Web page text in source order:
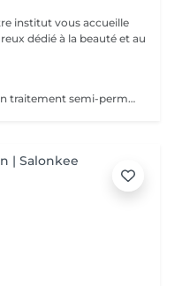
dédié à la beauté et au
Le rehaussement des sourcils est un traitement semi-permanent qui donne un effet lifté. Les 24-48 premières heures sont cruciales. Voici les recommandations à suivre après la prestation pour optimiser les résultats et la tenue: -Evitez l'eau, la vapeur, l'humidité et la chaleur excessive (pas de douche chaude, sauna, hammam) -Ne frottez pas vos sourcils et ne dormez pas le visage écrasé contre l'oreiller -Pas de maquillage sur la zone (fond de teint) pendant 24 à 48h -Évitez les produits gras ou huileux qui peuvent réduire la durée du rehaussement -Hydratez vos sourcils avec un sérum adapté pour prolonger l'effet En respectant ces conseils, le rehaussement durera entre 4 à 6 semaines avec un effet optimal.